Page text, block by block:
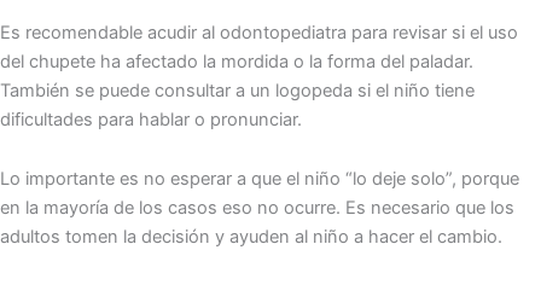
Es recomendable acudir al odontopediatra para revisar si el uso
del chupete ha afectado la mordida o la forma del paladar.
También se puede consultar a un logopeda si el niño tiene
dificultades para hablar o pronunciar.
Lo importante es no esperar a que el niño “lo deje solo”, porque
en la mayoría de los casos eso no ocurre. Es necesario que los
adultos tomen la decisión y ayuden al niño a hacer el cambio.